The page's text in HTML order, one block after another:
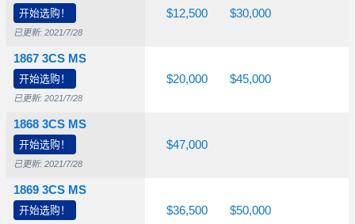
开始选购！
已更新: 2021/7/28
1867 3CS MS
开始选购！
已更新: 2021/7/28
1868 3CS MS
开始选购！
已更新: 2021/7/28
1869 3CS MS
开始选购！
$4,250 $12,500 $30,000
$12,500 $20,000 $45,000
$27,500 $47,000
$8,000 $36,500 $50,000